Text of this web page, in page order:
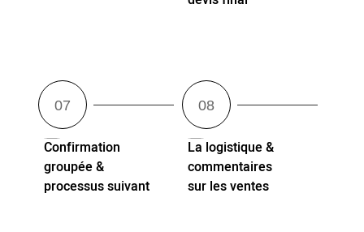
Confirmation
groupée &
processus suivant
La logistique &
commentaires
sur les ventes